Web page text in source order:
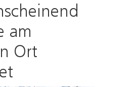
am
Ort